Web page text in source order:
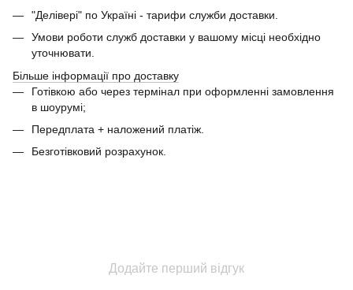
"Делівері" по Україні - тарифи служби доставки.
Умови роботи служб доставки у вашому місці необхідно
уточнювати.
Більше інформації про доставку
Готівкою або через термінал при оформленні замовлення
в шоурумі;
Передплата + наложений платіж.
Безготівковий розрахунок.
Додайте перший відгук